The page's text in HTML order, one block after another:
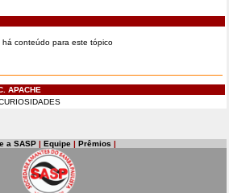
há conteúdo para este tópico
APACHE
a SASP | Equipe | Prêmios |